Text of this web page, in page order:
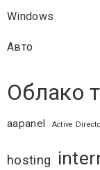
Windows
Авто
Облако
aapanel Active
hosting